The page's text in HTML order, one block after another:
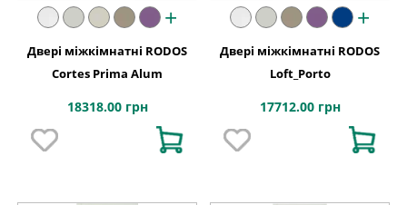
+
Двері міжкімнатні RODOS
Cortes Prima Alum
18318.00 грн
+
Двері міжкімнатні RODOS
Loft_Porto
17712.00 грн